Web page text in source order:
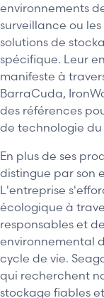
environnements
surveillance ou
solutions de
spécifique. Leur
manifeste à
BarraCuda,
des références
de technologie
En plus de ses
distingue par son
L'entreprise
écologique à
responsables et
environnemental
cycle de vie.
qui recherchent
stockage fiables